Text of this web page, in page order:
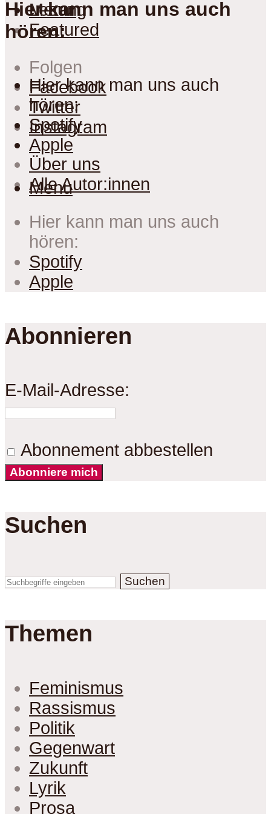
Menu
Hier kann man uns auch
hören:
Hier kann man uns auch
hören:
Spotify
Apple
Menu
Lesung
Featured
Folgen
Facebook
Twitter
Instagram
Über uns
Alle Autor:innen
Hier kann man uns auch
hören:
Spotify
Apple
Abonnieren
E-Mail-Adresse:
Abonnement abbestellen
Abonniere mich
Suchen
Suchen
Themen
Feminismus
Rassismus
Politik
Gegenwart
Zukunft
Lyrik
Prosa